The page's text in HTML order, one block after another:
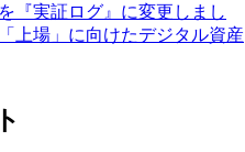
『実証ログ』に変更しまし
上場」に向けたデジタル資産